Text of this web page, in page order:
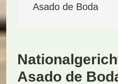
Asado de Boda
Asado de